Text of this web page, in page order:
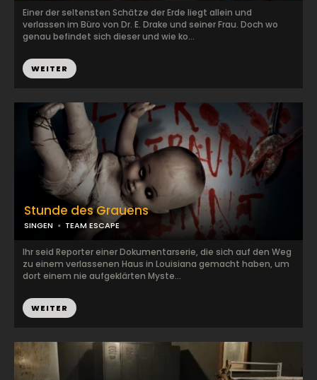
Einer der seltensten Schätze der Erde liegt allein und
verlassen im Büro von Dr. E. Drake und seiner Frau. Doch wo
genau befindet sich dieser und wie ko...
WEITER
Stunde des Grauens
SINGEN TEAM ESCAPE
Ihr seid Reporter einer Dokumentarserie, die sich auf den Weg
zu einem verlassenen Haus in Louisiana gemacht haben, um
dort einem nie aufgeklärten Myste...
WEITER